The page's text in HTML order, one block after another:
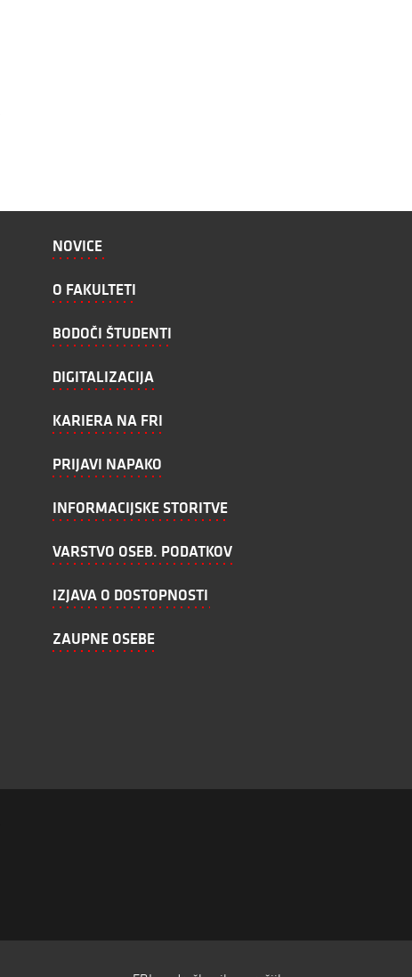
NOVICE
O FAKULTETI
BODOČI ŠTUDENTI
DIGITALIZACIJA
KARIERA NA FRI
PRIJAVI NAPAKO
INFORMACIJSKE STORITVE
VARSTVO OSEB. PODATKOV
IZJAVA O DOSTOPNOSTI
ZAUPNE OSEBE